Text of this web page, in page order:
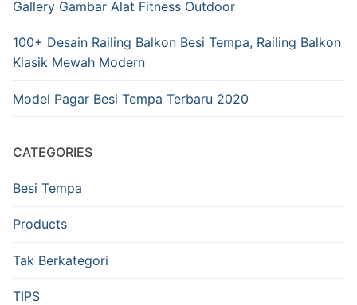
Gallery Gambar Alat Fitness Outdoor
100+ Desain Railing Balkon Besi Tempa, Railing Balkon
Klasik Mewah Modern
Model Pagar Besi Tempa Terbaru 2020
CATEGORIES
Besi Tempa
Products
Tak Berkategori
TIPS